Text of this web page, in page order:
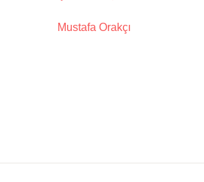
Mustafa Orakçı